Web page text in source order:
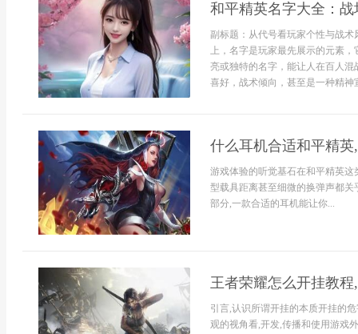
和平精英名字大全：
副标题：从代号看玩家个性与战
上，名字是玩家最先展示的元素
亮或独特的名字，能让人在百人
喜好，战术倾向，甚至是一种精
什么耳机合适和平精
游戏体验的听觉基石在和平精英
型载具距离甚至细微的换弹声都
部分,一款合适的耳机能让你...
王者荣耀怎么开挂教
引言,认识所谓开挂的本质开挂的
观的视角看,开发,传播和使用游戏